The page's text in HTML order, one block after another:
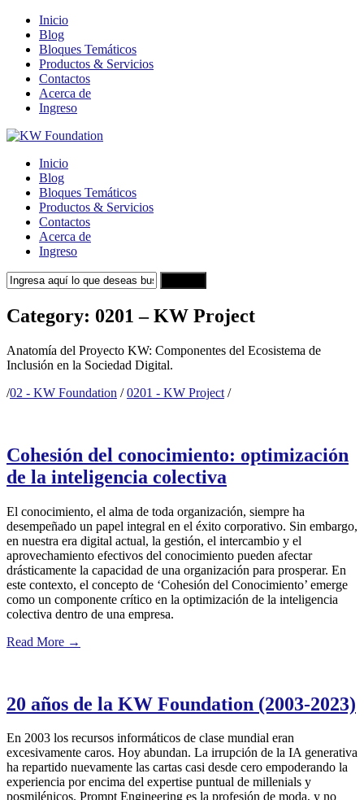
Inicio
Blog
Bloques Temáticos
Productos & Servicios
Contactos
Acerca de
Ingreso
Inicio
Blog
Bloques Temáticos
Productos & Servicios
Contactos
Acerca de
Ingreso
Category: 0201 – KW Project
Anatomía del Proyecto KW: Componentes del Ecosistema de
Inclusión en la Sociedad Digital.
/02 - KW Foundation / 0201 - KW Project /
Cohesión del conocimiento: optimización
de la inteligencia colectiva
El conocimiento, el alma de toda organización, siempre ha
desempeñado un papel integral en el éxito corporativo. Sin embargo,
en nuestra era digital actual, la gestión, el intercambio y el
aprovechamiento efectivos del conocimiento pueden afectar
drásticamente la capacidad de una organización para prosperar. En
este contexto, el concepto de ‘Cohesión del Conocimiento’ emerge
como un componente crítico en la optimización de la inteligencia
colectiva dentro de una empresa.
Read More →
20 años de la KW Foundation (2003-2023)
En 2003 los recursos informáticos de clase mundial eran
excesivamente caros. Hoy abundan. La irrupción de la IA generativa
ha repartido nuevamente las cartas casi desde cero empoderando la
experiencia por encima del expertise puntual de millenials y
posmilénicos. Prompt Engineering es la profesión de moda, y no